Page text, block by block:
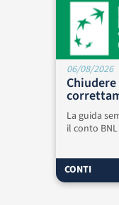
06/08/2026
La guida
il conto
CONTI